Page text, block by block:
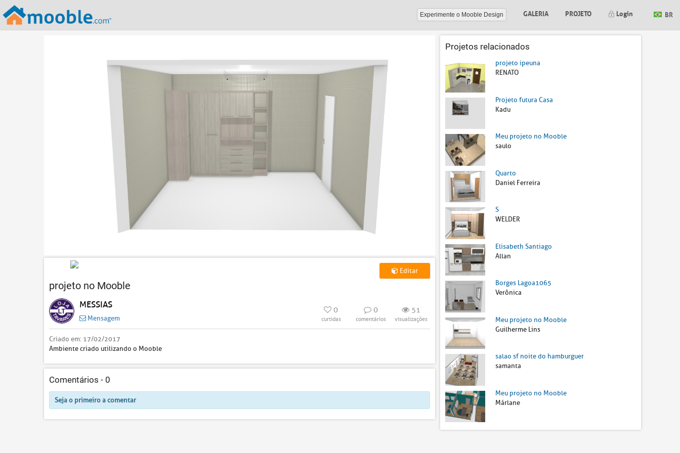
Experimente o Mooble Design GALERIA PROJETO Login BR
Meu
projeto no Mooble
Editar
MESSIAS
Mensagem
0
curtidas
0
comentários
51
visualizações
Criado em: 17/02/2017
Ambiente criado utilizando o Mooble
Comentários - 0
Seja o primeiro a comentar
Projetos relacionados
projeto ipeuna
RENATO
Projeto futura Casa
Kadu
Meu projeto no Mooble
saulo
Quarto
Daniel Ferreira
S
WELDER
Elisabeth Santiago
Allan
Borges Lagoa1065
Verônica
Meu projeto no Mooble
Guilherme Lins
salao sf noite do hamburguer
samanta
Meu projeto no Mooble
Márlane